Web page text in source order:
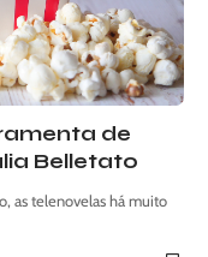
de
Belletato
as telenovelas há muito